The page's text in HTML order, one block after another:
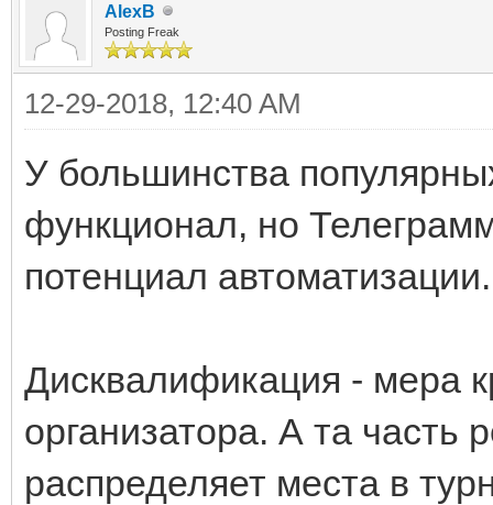
AlexB
Posting Freak
12-29-2018, 12:40 AM
У большинства
функционал, но
потенциал автоматизации.
Дисквалификация - мера
организатора. А та часть
распределяет места в